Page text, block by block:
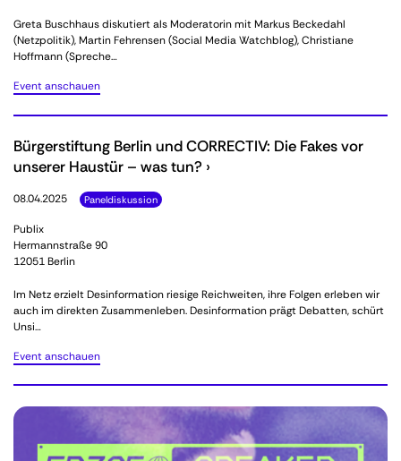
Greta Buschhaus diskutiert als Moderatorin mit Markus Beckedahl
(Netzpolitik), Martin Fehrensen (Social Media Watchblog), Christiane
Hoffmann (Spreche…
Event anschauen
Bürgerstiftung Berlin und CORRECTIV: Die Fakes vor
unserer Haustür – was tun? ›
08.04.2025 Paneldiskussion
Publix
Hermannstraße 90
12051 Berlin
Im Netz erzielt Desinformation riesige Reichweiten, ihre Folgen erleben wir
auch im direkten Zusammenleben. Desinformation prägt Debatten, schürt
Unsi…
Event anschauen